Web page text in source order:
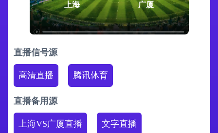
上海 广厦
直播信号源
高清直播 腾讯体育
直播备用源
上海VS广厦直播 文字直播